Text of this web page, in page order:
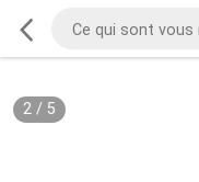
2/ 5